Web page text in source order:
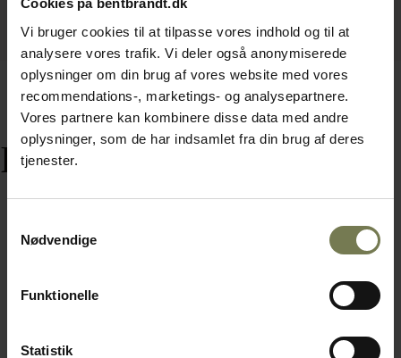
Cookies på bentbrandt.dk
Vi bruger cookies til at tilpasse vores indhold og til at
analysere vores trafik. Vi deler også anonymiserede
oplysninger om din brug af vores website med vores
recommendations-, marketings- og analysepartnere.
Vores partnere kan kombinere disse data med andre
oplysninger, som de har indsamlet fra din brug af deres
tjenester.
Nødvendige
Funktionelle
Statistik
Relaterede varer